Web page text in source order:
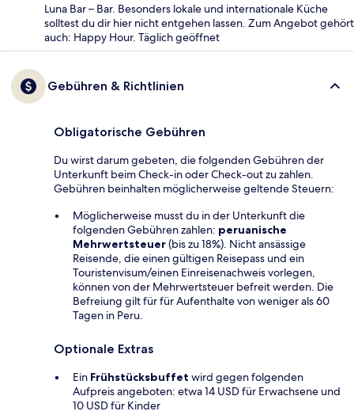
Luna Bar – Bar. Besonders lokale und internationale Küche
solltest du dir hier nicht entgehen lassen. Zum Angebot gehört
auch: Happy Hour. Täglich geöffnet
Gebühren & Richtlinien
Obligatorische Gebühren
Du wirst darum gebeten, die folgenden Gebühren der
Unterkunft beim Check-in oder Check-out zu zahlen.
Gebühren beinhalten möglicherweise geltende Steuern:
Möglicherweise musst du in der Unterkunft die
folgenden Gebühren zahlen: peruanische
Mehrwertsteuer(bis zu 18%). Nicht ansässige
Reisende, die einen gültigen Reisepass und ein
Touristenvisum/einen Einreisenachweis vorlegen,
können von der Mehrwertsteuer befreit werden. Die
Befreiung gilt für für Aufenthalte von weniger als 60
Tagen in Peru.
Optionale Extras
Ein Frühstücksbuffet wird gegen folgenden
Aufpreis angeboten: etwa 14 USD für Erwachsene und
10 USD für Kinder